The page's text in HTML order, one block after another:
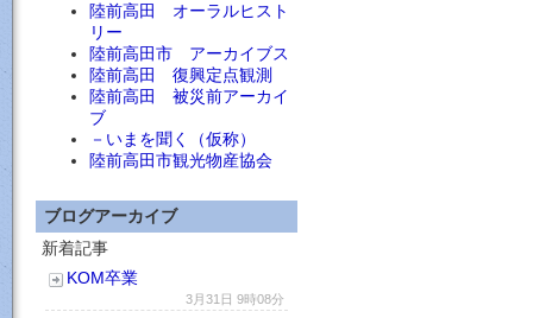
陸前高田 オーラルヒスト
リー
陸前高田市 アーカイブス
陸前高田 復興定点観測
陸前高田 被災前アーカイ
ブ
－いまを聞く（仮称）
陸前高田市観光物産協会
ブログアーカイブ
新着記事
KOM卒業
3月31日 9時08分